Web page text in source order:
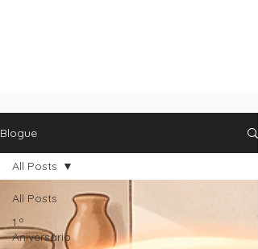
Blogue
All Posts
1.º
Aniversário
All Posts